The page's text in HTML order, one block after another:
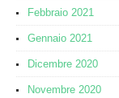
Febbraio 2021
Gennaio 2021
Dicembre 2020
Novembre 2020